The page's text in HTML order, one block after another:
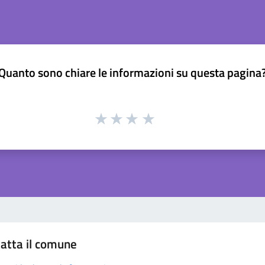
sono chiare le informazioni su questa
il comune